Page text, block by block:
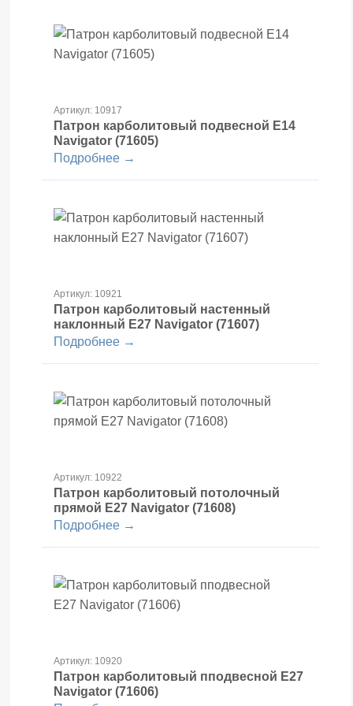
Артикул: 10917
Патрон карболитовый подвесной Е14
Navigator (71605)
Подробнее →
Артикул: 10921
Патрон карболитовый настенный
наклонный Е27 Navigator (71607)
Подробнее →
Артикул: 10922
Патрон карболитовый потолочный
прямой Е27 Navigator (71608)
Подробнее →
Артикул: 10920
Патрон карболитовый пподвесной Е27
Navigator (71606)